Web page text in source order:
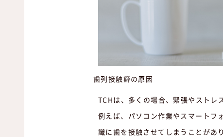
歯列接触癖の原因
TCHは、多くの場合、緊張やストレ
例えば、パソコン作業やスマートフ
識に歯を接触させてしまうことがあ